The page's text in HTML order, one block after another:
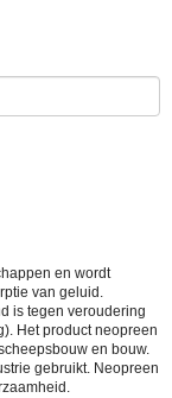
en wordt
van geluid.
is tegen veroudering
Het product neopreen
en bouw.
gebruikt. Neopreen